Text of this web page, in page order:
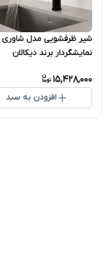
شیر ظرفشویی مدل شاوری
نمایشگردار برند دیکالان
به برق
15,428,000
افزودن به سبد